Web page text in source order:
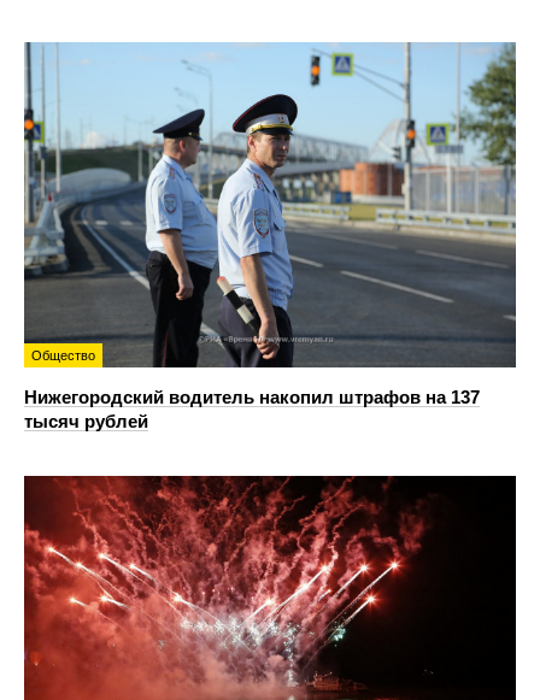
Общество
Нижегородский водитель накопил штрафов на 137
тысяч рублей